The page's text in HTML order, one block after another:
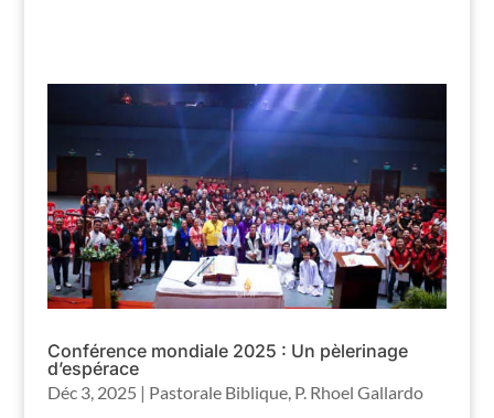
Conférence mondiale 2025 : Un pèlerinage
d’espérace
Déc 3, 2025 | Pastorale Biblique, P. Rhoel Gallardo